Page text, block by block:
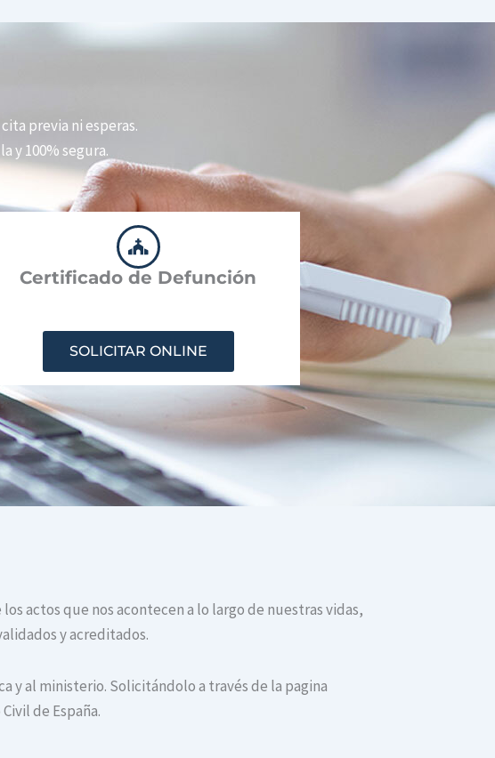
previa ni esperas.
y 100% segura.
Certificado de Defunción
SOLICITAR ONLINE
actos que nos acontecen a lo largo de nuestras vidas,
y acreditados.
al ministerio. Solicitándolo a través de la pagina
de España.